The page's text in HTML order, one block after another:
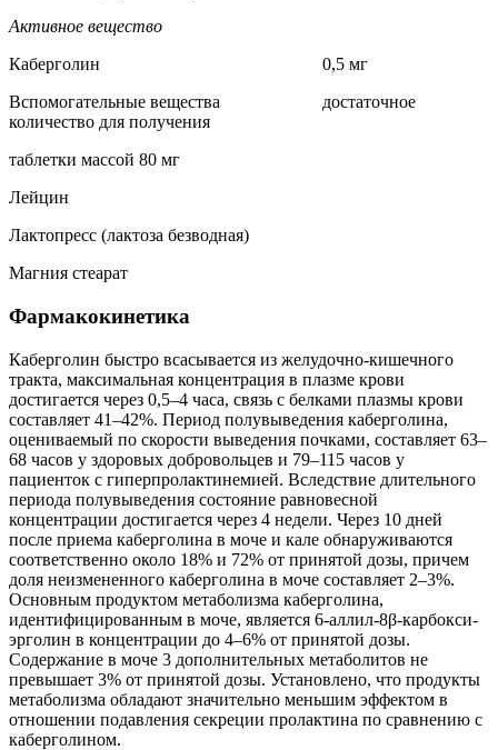
Активное вещество
Каберголин 0,5 мг
Вспомогательные вещества достаточное
количество для получения
таблетки массой 80 мг
Лейцин
Лактопресс (лактоза безводная)
Магния стеарат
Фармакокинетика
Каберголин быстро всасывается из желудочно-кишечного
тракта, максимальная концентрация в плазме крови
достигается через 0,5–4 часа, связь с белками плазмы крови
составляет 41–42%. Период полувыведения каберголина,
оцениваемый по скорости выведения почками, составляет 63–
68 часов у здоровых добровольцев и 79–115 часов у
пациенток с гиперпролактинемией. Вследствие длительного
периода полувыведения состояние равновесной
концентрации достигается через 4 недели. Через 10 дней
после приема каберголина в моче и кале обнаруживаются
соответственно около 18% и 72% от принятой дозы, причем
доля неизмененного каберголина в моче составляет 2–3%.
Основным продуктом метаболизма каберголина,
идентифицированным в моче, является 6‑аллил-8β-карбокси-
эрголин в концентрации до 4–6% от принятой дозы.
Содержание в моче 3 дополнительных метаболитов не
превышает 3% от принятой дозы. Установлено, что продукты
метаболизма обладают значительно меньшим эффектом в
отношении подавления секреции пролактина по сравнению с
каберголином.